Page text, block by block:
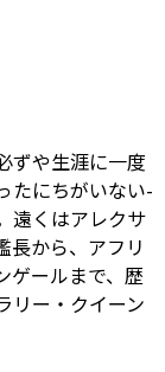
ずや生涯に一度
たにちがいない-
遠くはアレクサ
長から、アフリ
ゲールまで、歴
リー・クイーン